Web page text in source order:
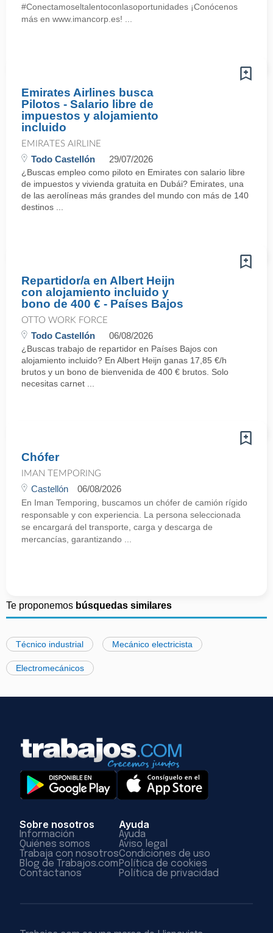
#Conectamoseltalentoconlasoportunidades ¡Conócenos
más en www.imancorp.es! ...
Emirates Airlines busca
Pilotos - Salario libre de
impuestos y alojamiento
incluido
EMIRATES AIRLINE
Todo Castellón 29/07/2026
¿Buscas empleo como piloto en Emirates con salario libre
de impuestos y vivienda gratuita en Dubái? Emirates, una
de las aerolíneas más grandes del mundo con más de 140
destinos ...
Repartidor/a en Albert Heijn
con alojamiento incluido y
bono de 400 € - Países Bajos
OTTO WORK FORCE
Todo Castellón 06/08/2026
¿Buscas trabajo de repartidor en Países Bajos con
alojamiento incluido? En Albert Heijn ganas 17,85 €/h
brutos y un bono de bienvenida de 400 € brutos. Solo
necesitas carnet ...
Chófer
IMAN TEMPORING
Castellón 06/08/2026
En Iman Temporing, buscamos un chófer de camión rígido
responsable y con experiencia. La persona seleccionada
se encargará del transporte, carga y descarga de
mercancías, garantizando ...
Te proponemos búsquedas similares
Técnico industrial Mecánico electricista
Electromecánicos
Sobre nosotros
Información
Quiénes somos
Trabaja con nosotros
Blog de Trabajos.com
Contáctanos
Ayuda
Ayuda
Aviso legal
Condiciones de uso
Política de cookies
Política de privacidad